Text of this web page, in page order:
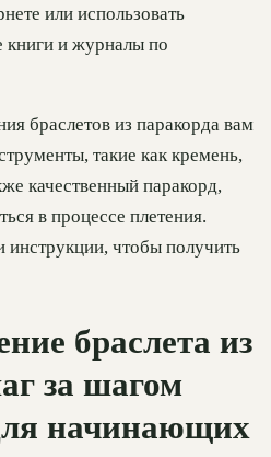
или использовать
книги и журналы по
браслетов из паракорда вам
такие как кремень,
качественный паракорд,
в процессе плетения.
чтобы получить
браслета из
за шагом
начинающих